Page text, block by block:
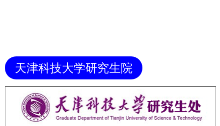
天津科技大学研究生院